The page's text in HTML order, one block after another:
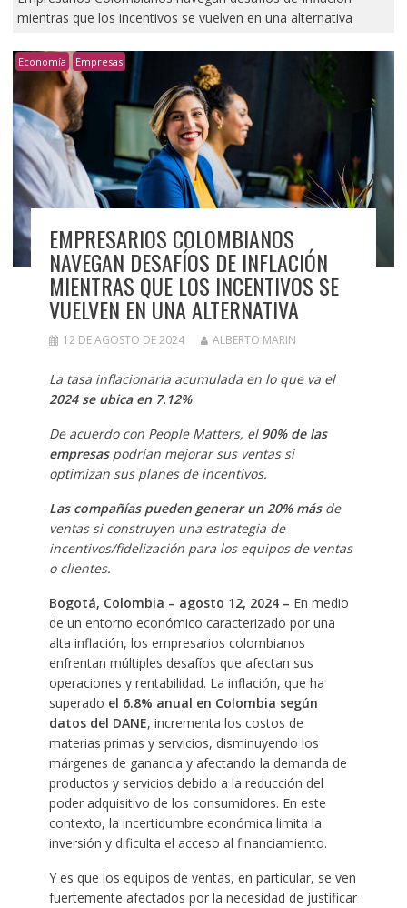
mientras que los incentivos se vuelven en una alternativa
Economía Empresas
EMPRESARIOS COLOMBIANOS
NAVEGAN DESAFÍOS DE INFLACIÓN
MIENTRAS QUE LOS INCENTIVOS SE
VUELVEN EN UNA ALTERNATIVA
12 DE AGOSTO DE 2024 ALBERTO MARIN
La tasa inflacionaria acumulada en lo que va el
2024 se ubica en 7.12%
De acuerdo con People Matters, el 90% de las
empresaspodrían mejorar sus ventas si
optimizan sus planes de incentivos.
Las compañías pueden generar un 20% másde
ventas si construyen una estrategia de
incentivos/fidelización para los equipos de ventas
o clientes.
Bogotá, Colombia – agosto 12, 2024 – En medio
de un entorno económico caracterizado por una
alta inflación, los empresarios colombianos
enfrentan múltiples desafíos que afectan sus
operaciones y rentabilidad. La inflación, que ha
superado el 6.8% anual en Colombia según
datos del DANE, incrementa los costos de
materias primas y servicios, disminuyendo los
márgenes de ganancia y afectando la demanda de
productos y servicios debido a la reducción del
poder adquisitivo de los consumidores. En este
contexto, la incertidumbre económica limita la
inversión y dificulta el acceso al financiamiento.
Y es que los equipos de ventas, en particular, se ven
fuertemente afectados por la necesidad de justificar